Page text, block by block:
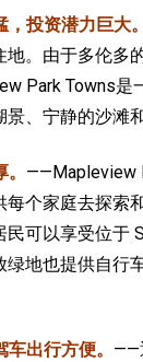
投资潜力巨大。
地。由于多伦多
Park Towns
、宁静的沙滩
——Mapleview
每个家庭去探索
民可以享受位于
绿地也提供自行
出行方便。 ——